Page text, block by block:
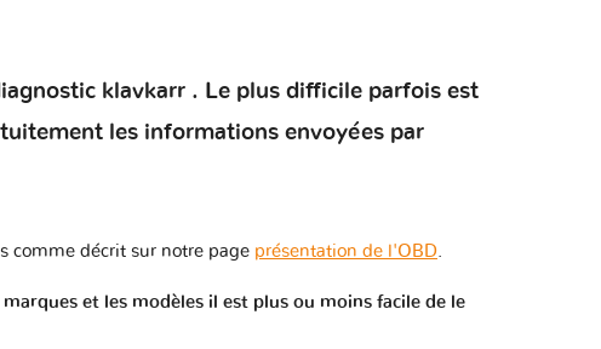
klavkarr . Le plus difficile parfois est
les informations envoyées par
comme décrit sur notre page présentation de l'OBD
et les modèles il est plus ou moins facile de le